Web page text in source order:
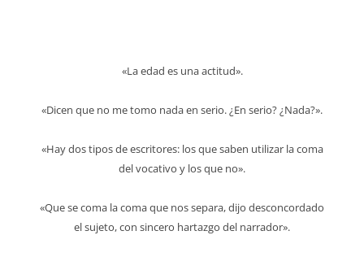
«La edad es una actitud».
«Dicen que no me tomo nada en serio. ¿En serio? ¿Nada?».
«Hay dos tipos de escritores: los que saben utilizar la coma
del vocativo y los que no».
«Que se coma la coma que nos separa, dijo desconcordado
el sujeto, con sincero hartazgo del narrador».